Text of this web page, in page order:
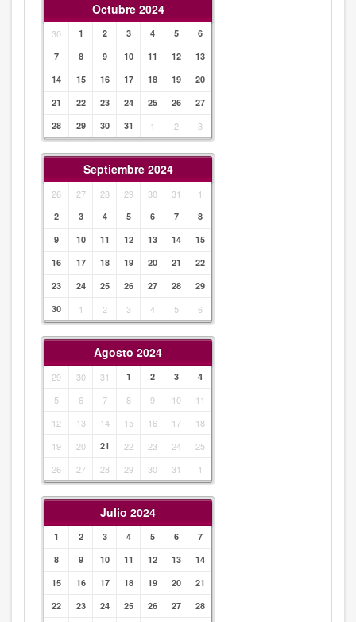
Octubre 2024
30 1 2 3 4 5
6
7
8 9 10 11 12
13
14
15 16 17 18 19
20
21
22 23 24 25 26
27
28
29 30 31 1 2 3
Septiembre 2024
26 27 28 29 30 31 1
2 3 4 5 6 7
8
9
10 11 12 13 14
15
16
17 18 19 20 21
22
23
24 25 26 27 28
29
30
1 2 3 4 5 6
Agosto 2024
29 30 31 1 2 3 4
5 6 7 8 9 10
11
12
13 14 15 16 17
18
19
20 21 22 23 24
25
26
27 28 29 30 31 1
Julio 2024
1 2 3 4 5 6
7
8
9 10 11 12 13
14
15
16 17 18 19 20
21
22
23 24 25 26 27
28